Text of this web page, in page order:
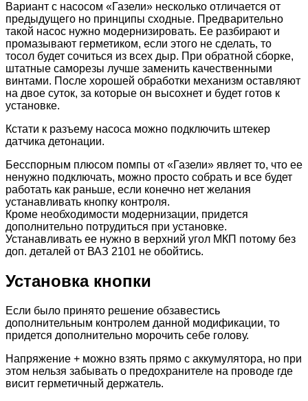
Вариант с насосом «Газели» несколько отличается от
предыдущего но принципы сходные. Предварительно
такой насос нужно модернизировать. Ее разбирают и
промазывают герметиком, если этого не сделать, то
тосол будет сочиться из всех дыр. При обратной сборке,
штатные саморезы лучше заменить качественными
винтами. После хорошей обработки механизм оставляют
на двое суток, за которые он высохнет и будет готов к
установке.
Кстати к разъему насоса можно подключить штекер
датчика детонации.
Бесспорным плюсом помпы от «Газели» являет то, что ее
ненужно подключать, можно просто собрать и все будет
работать как раньше, если конечно нет желания
устанавливать кнопку контроля.
Кроме необходимости модернизации, придется
дополнительно потрудиться при установке.
Устанавливать ее нужно в верхний угол МКП потому без
доп. деталей от ВАЗ 2101 не обойтись.
Установка кнопки
Если было принято решение обзавестись
дополнительным контролем данной модификации, то
придется дополнительно морочить себе голову.
Напряжение + можно взять прямо с аккумулятора, но при
этом нельзя забывать о предохранителе на проводе где
висит герметичный держатель.